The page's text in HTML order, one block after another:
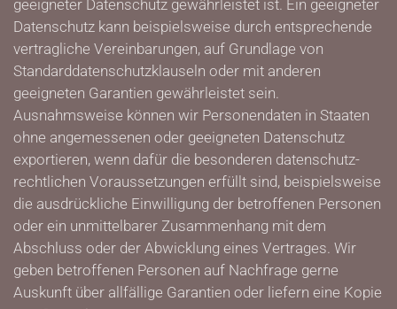
geeigneter Datenschutz gewährleistet ist. Ein geeigneter
Datenschutz kann beispielsweise durch entsprechende
vertragliche Vereinbarungen, auf Grundlage von
Standard­datenschutzklauseln oder mit anderen
geeigneten Garantien gewährleistet sein.
Ausnahmsweise können wir Personendaten in Staaten
ohne angemessenen oder geeigneten Datenschutz
exportieren, wenn dafür die besonderen datenschutz­
rechtlichen Voraussetzungen erfüllt sind, beispielsweise
die ausdrückliche Einwilligung der betroffenen Personen
oder ein unmittelbarer Zusammenhang mit dem
Abschluss oder der Abwicklung eines Vertrages. Wir
geben betroffenen Personen auf Nachfrage gerne
Auskunft über allfällige Garantien oder liefern eine Kopie